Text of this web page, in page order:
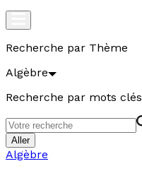
Recherche par Thème
Algèbre
Recherche par mots clés
Aller
Algèbre